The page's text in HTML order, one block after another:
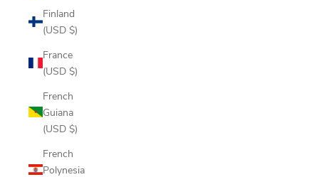
Finland
(USD $)
France
(USD $)
French
Guiana
(USD $)
French
Polynesia